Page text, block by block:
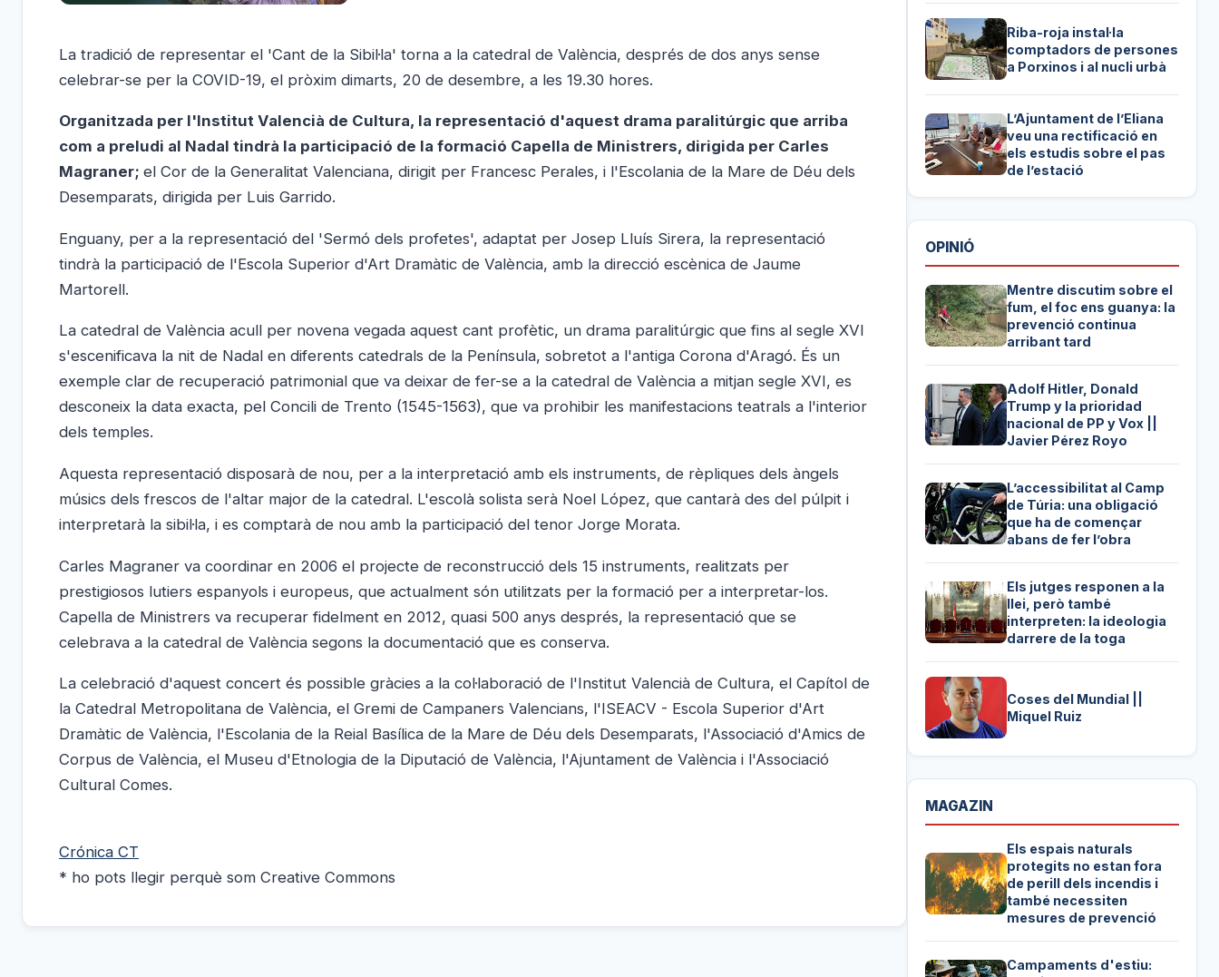
La tradició de representar el 'Cant de la Sibil·la' torna a la catedral de València, després de dos anys sense
celebrar-se per la COVID-19, el pròxim dimarts, 20 de desembre, a les 19.30 hores.
Organitzada per l'Institut Valencià de Cultura, la representació d'aquest drama paralitúrgic que arriba
com a preludi al Nadal tindrà la participació de la formació Capella de Ministrers, dirigida per Carles
Magraner; el Cor de la Generalitat Valenciana, dirigit per Francesc Perales, i l'Escolania de la Mare de Déu dels
Desemparats, dirigida per Luis Garrido.
Enguany, per a la representació del 'Sermó dels profetes', adaptat per Josep Lluís Sirera, la representació
tindrà la participació de l'Escola Superior d'Art Dramàtic de València, amb la direcció escènica de Jaume
Martorell.
La catedral de València acull per novena vegada aquest cant profètic, un drama paralitúrgic que fins al segle XVI
s'escenificava la nit de Nadal en diferents catedrals de la Península, sobretot a l'antiga Corona d'Aragó. És un
exemple clar de recuperació patrimonial que va deixar de fer-se a la catedral de València a mitjan segle XVI, es
desconeix la data exacta, pel Concili de Trento (1545-1563), que va prohibir les manifestacions teatrals a l'interior
dels temples.
Aquesta representació disposarà de nou, per a la interpretació amb els instruments, de rèpliques dels àngels
músics dels frescos de l'altar major de la catedral. L'escolà solista serà Noel López, que cantarà des del púlpit i
interpretarà la sibil·la, i es comptarà de nou amb la participació del tenor Jorge Morata.
Carles Magraner va coordinar en 2006 el projecte de reconstrucció dels 15 instruments, realitzats per
prestigiosos lutiers espanyols i europeus, que actualment són utilitzats per la formació per a interpretar-los.
Capella de Ministrers va recuperar fidelment en 2012, quasi 500 anys després, la representació que se
celebrava a la catedral de València segons la documentació que es conserva.
La celebració d'aquest concert és possible gràcies a la col·laboració de l'Institut Valencià de Cultura, el Capítol de
la Catedral Metropolitana de València, el Gremi de Campaners Valencians, l'ISEACV - Escola Superior d'Art
Dramàtic de València, l'Escolania de la Reial Basílica de la Mare de Déu dels Desemparats, l'Associació d'Amics de
Corpus de València, el Museu d'Etnologia de la Diputació de València, l'Ajuntament de València i l'Associació
Cultural Comes.
Crónica CT
* ho pots llegir perquè som Creative Commons
Riba-roja instal·la
comptadors de persones
a Porxinos i al nucli urbà
L’Ajuntament de l’Eliana
veu una rectificació en
els estudis sobre el pas
de l’estació
OPINIÓ
Mentre discutim sobre el
fum, el foc ens guanya: la
prevenció continua
arribant tard
Adolf Hitler, Donald
Trump y la prioridad
nacional de PP y Vox ||
Javier Pérez Royo
L’accessibilitat al Camp
de Túria: una obligació
que ha de començar
abans de fer l’obra
Els jutges responen a la
llei, però també
interpreten: la ideologia
darrere de la toga
Coses del Mundial ||
Miquel Ruiz
MAGAZIN
Els espais naturals
protegits no estan fora
de perill dels incendis i
també necessiten
mesures de prevenció
Campaments d'estiu: